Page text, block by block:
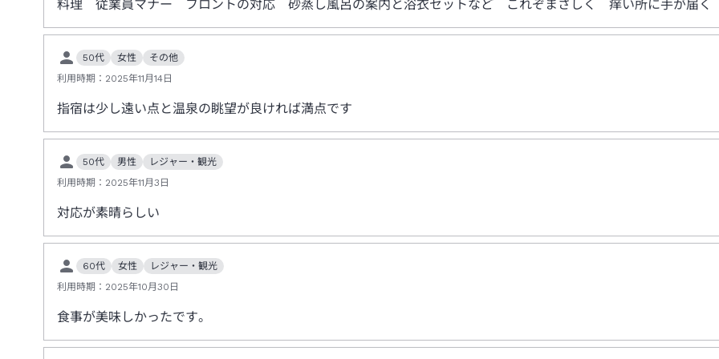
料理 従業員マナー フロントの対応 砂蒸し風呂の案内と浴衣セットなど これぞまさしく 痒い所に手が届
50代 女性
その他
利用時期： 2025年11月14日
指宿は少し遠い点と温泉の眺望が良ければ満点です
50代 男性
レジャー・観光
利用時期： 2025年11月3日
対応が素晴らしい
60代 女性
レジャー・観光
利用時期： 2025年10月30日
食事が美味しかったです。